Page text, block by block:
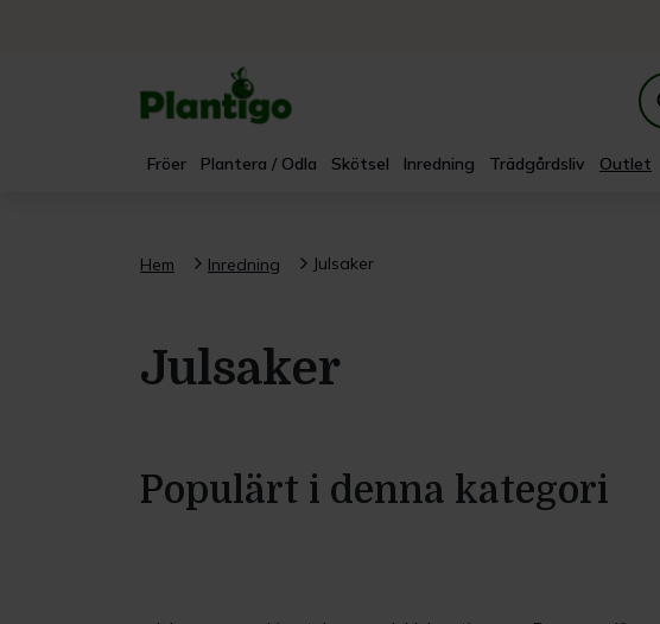
Fröer Plantera / Odla Skötsel Inredning Trädgårdsliv Outlet
Hem Inredning Julsaker
Julsaker
Populärt i denna kategori